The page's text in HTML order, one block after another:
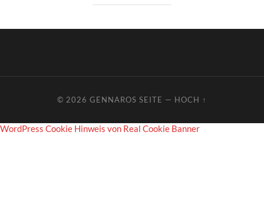
© 2026 GENNAROS SEITE — HOCH ↑
WordPress Cookie Hinweis von Real Cookie Banner